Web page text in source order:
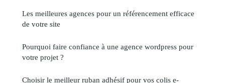
Les meilleures agences pour un référencement efficace
de votre site
Pourquoi faire confiance à une agence wordpress pour
votre projet ?
Choisir le meilleur ruban adhésif pour vos colis e-